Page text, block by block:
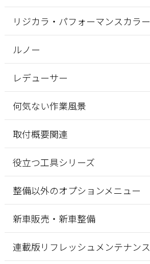
リジカラ・パフォーマンスカラー
ルノー
レデューサー
何気ない作業風景
取付概要関連
役立つ工具シリーズ
整備以外のオプションメニュー
新車販売・新車整備
連載版リフレッシュメンテナンス